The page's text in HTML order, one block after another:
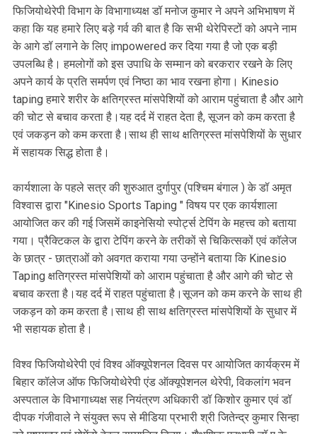
फिजियोथेरेपी विभाग के विभागाध्यक्ष डॉ मनोज कुमार ने अपने अभिभाषण में
कहा कि यह हमारे लिए बड़े गर्व की बात है कि सभी थेरेपिस्टों को अपने नाम
के आगे डॉ लगाने के लिए impowered कर दिया गया है जो एक बड़ी
उपलब्धि है। हमलोगों को इस उपाधि के सम्मान को बरकरार रखने के लिए
अपने कार्य के प्रति समर्पण एवं निष्ठा का भाव रखना होगा। Kinesio
taping हमारे शरीर के क्षतिग्रस्त मांसपेशियों को आराम पहुंचाता है और आगे
की चोट से बचाव करता है।यह दर्द में राहत देता है, सूजन को कम करता है
एवं जकड़न को कम करता है।साथ ही साथ क्षतिग्रस्त मांसपेशियों के सुधार
में सहायक सिद्ध होता है।
कार्यशाला के पहले सत्र की शुरुआत दुर्गापुर (पश्चिम बंगाल ) के डॉ अमृत
विश्वास द्वारा "Kinesio Sports Taping " विषय पर एक कार्यशाला
आयोजित कर की गई जिसमें काइनेसियो स्पोर्ट्स टेपिंग के महत्त्व को बताया
गया। प्रैक्टिकल के द्वारा टेपिंग करने के तरीकों से चिकित्सकों एवं कॉलेज
के छात्र - छात्राओं को अवगत कराया गया उन्होंने बताया कि Kinesio
Taping क्षतिग्रस्त मांसपेशियों को आराम पहुंचाता है और आगे की चोट से
बचाव करता है।यह दर्द में राहत पहुंचाता है।सूजन को कम करने के साथ ही
जकड़न को कम करता है।साथ ही साथ क्षतिग्रस्त मांसपेशियों के सुधार में
भी सहायक होता है।
विश्व फिजियोथेरेपी एवं विश्व ऑक्यूपेशनल दिवस पर आयोजित कार्यक्रम में
बिहार कॉलेज ऑफ फिजियोथेरेपी एंड ऑक्यूपेशनल थेरेपी, विकलांग भवन
अस्पताल के विभागाध्यक्ष सह नियंत्रण अधिकारी डॉ किशोर कुमार एवं डॉ
दीपक गंजीवाले ने संयुक्त रूप से मीडिया प्रभारी श्री जितेन्द्र कुमार सिन्हा